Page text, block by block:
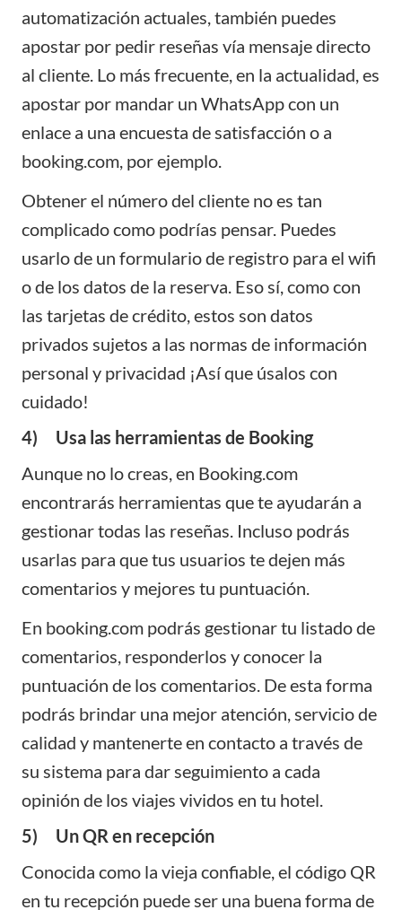
automatización actuales, también puedes
apostar por pedir reseñas vía mensaje directo
al cliente. Lo más frecuente, en la actualidad, es
apostar por mandar un WhatsApp con un
enlace a una encuesta de satisfacción o a
booking.com, por ejemplo.
Obtener el número del cliente no es tan
complicado como podrías pensar. Puedes
usarlo de un formulario de registro para el wifi
o de los datos de la reserva. Eso sí, como con
las tarjetas de crédito, estos son datos
privados sujetos a las normas de información
personal y privacidad ¡Así que úsalos con
cuidado!
4) Usa las herramientas de Booking
Aunque no lo creas, en Booking.com
encontrarás herramientas que te ayudarán a
gestionar todas las reseñas. Incluso podrás
usarlas para que tus usuarios te dejen más
comentarios y mejores tu puntuación.
En booking.com podrás gestionar tu listado de
comentarios, responderlos y conocer la
puntuación de los comentarios. De esta forma
podrás brindar una mejor atención, servicio de
calidad y mantenerte en contacto a través de
su sistema para dar seguimiento a cada
opinión de los viajes vividos en tu hotel.
5) Un QR en recepción
Conocida como la vieja confiable, el código QR
en tu recepción puede ser una buena forma de